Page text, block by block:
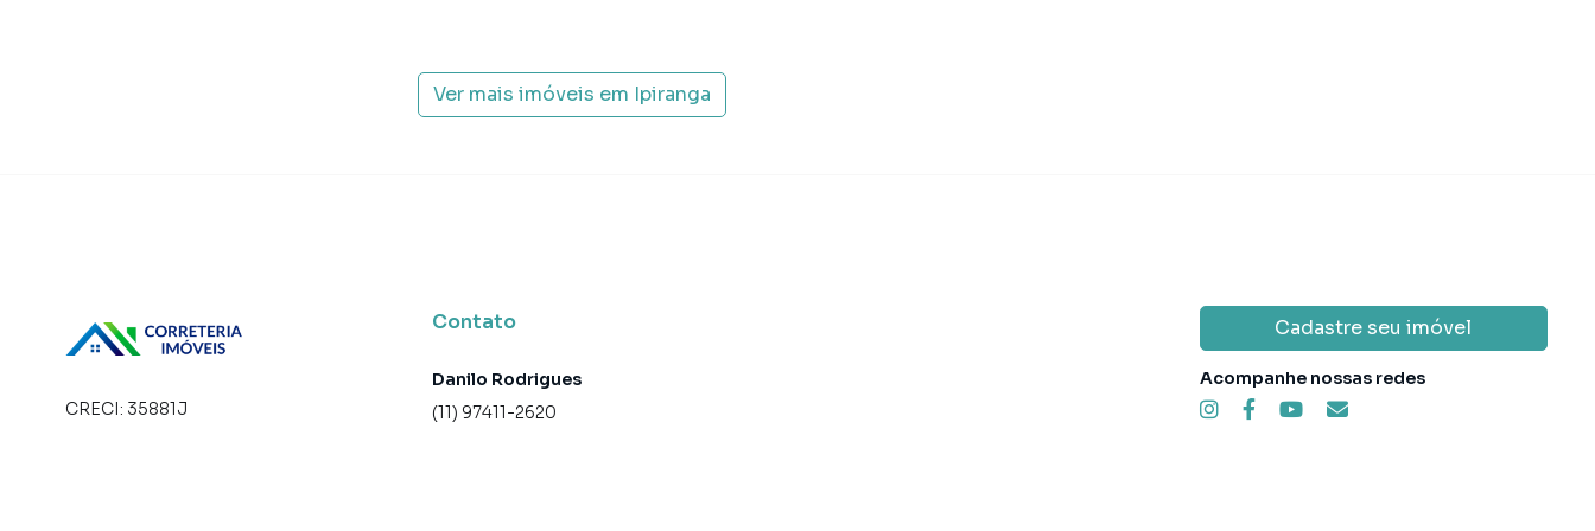
Ver mais imóveis em Ipiranga
CRECI: 35881J
Contato
Danilo Rodrigues
(11) 97411-2620
Cadastre seu imóvel
Acompanhe nossas redes